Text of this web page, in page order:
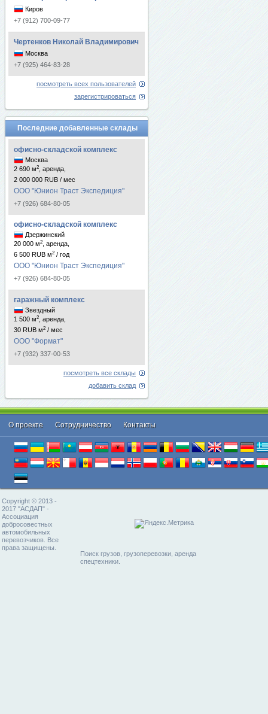
Киров
+7 (912) 700-09-77
Чертенков Николай Владимирович
Москва
+7 (925) 464-83-28
посмотреть всех пользователей
зарегистрироваться
Последние добавленные склады
офисно-складской комплекс
Москва
2 690 м2
, аренда,
2 000 000 RUB / мес
ООО "Юнион Траст Экспедиция"
+7 (926) 684-80-05
офисно-складской комплекс
Дзержинский
20 000 м2
, аренда,
6 500 RUB м2 / год
ООО "Юнион Траст Экспедиция"
+7 (926) 684-80-05
гаражный комплекс
Звездный
1 500 м2
, аренда,
30 RUB м2 / мес
ООО "Формат"
+7 (932) 337-00-53
посмотреть все склады
добавить склад
О проекте Cотрудничество Контакты
Copyright © 2013 -
2017 "АСДАП" -
Ассоциация
добросовестных
автомобильных
перевозчиков. Все
права защищены.
Поиск грузов, грузоперевозки, аренда
спецтехники.